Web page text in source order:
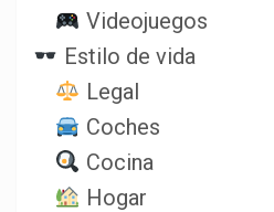
Videojuegos
Estilo de vida
Legal
Coches
Cocina
Hogar